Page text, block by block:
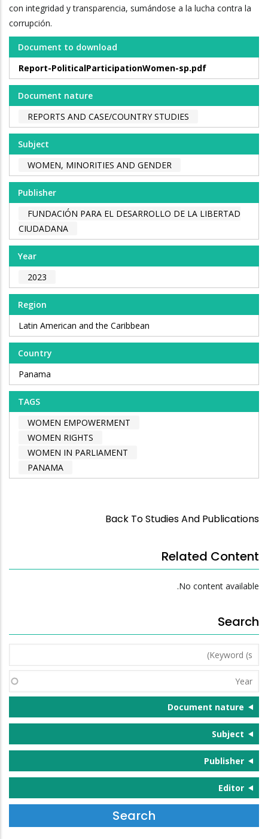
con integridad y transparencia, sumándose a la lucha contra la
corrupción.
Document to download
Report-PoliticalParticipationWomen-sp.pdf
Document nature
REPORTS AND CASE/COUNTRY STUDIES
Subject
WOMEN, MINORITIES AND GENDER
Publisher
FUNDACIÓN PARA EL DESARROLLO DE LA LIBERTAD
CIUDADANA
Year
2023
Region
Latin American and the Caribbean
Country
Panama
TAGS
WOMEN EMPOWERMENT
WOMEN RIGHTS
WOMEN IN PARLIAMENT
PANAMA
Back To Studies And Publications
Related Content
No content available.
Search
Keyword
(s)
Year
Document nature
Subject
Publisher
Editor